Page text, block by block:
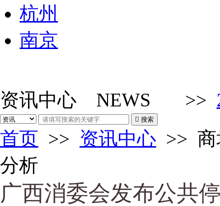
杭州
南京
资讯中心 NEWS >>
 搜索
首页 >> 资讯中心 >>
分析
广西消委会发布公共